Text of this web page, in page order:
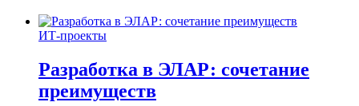
ИТ-проекты
Разработка в ЭЛАР: сочетание
преимуществ